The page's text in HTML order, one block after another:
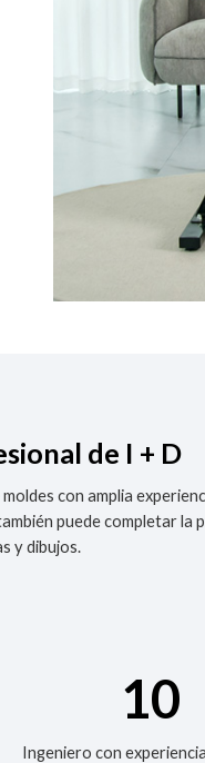
de I + D
con amplia
puede completar
y dibujos.
10
Ingeniero con